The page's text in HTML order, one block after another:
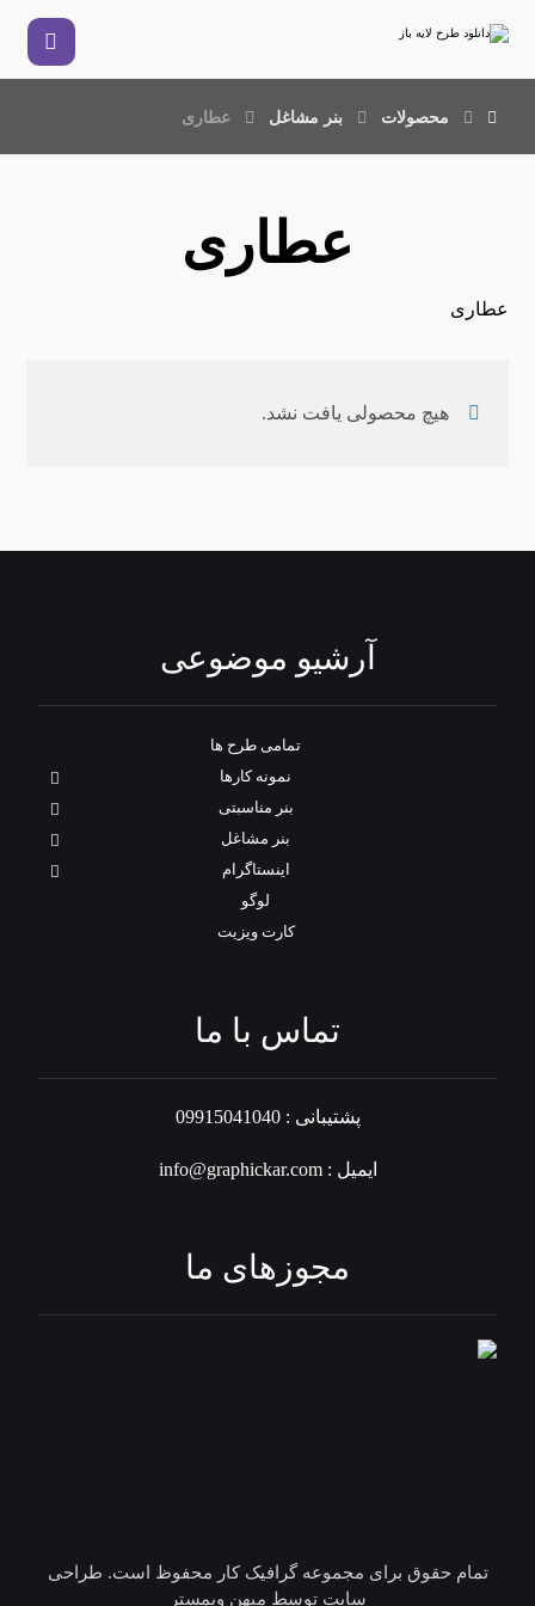
محصولات بنر مشاغل عطاری
عطاری
عطاری
هیچ محصولی یافت نشد.
آرشیو موضوعی
تمامی طرح‌ ها
نمونه کارها
بنر مناسبتی
بنر مشاغل
اینستاگرام
لوگو
کارت ویزیت
تماس با ما
پشتیبانی : 09915041040
ایمیل : info@graphickar.com
مجوزهای ما
تمام حقوق برای مجموعه گرافیک کار محفوظ است. طراحی
سایت توسط میهن وبمستر